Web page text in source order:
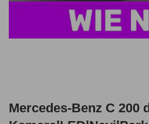
Mercedes-Benz C 200